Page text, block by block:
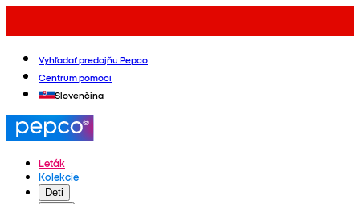
Vyhľadať predajňu Pepco
Centrum pomoci
Slovenčina
Leták
Kolekcie
Deti